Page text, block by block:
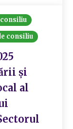
consiliu
și
al